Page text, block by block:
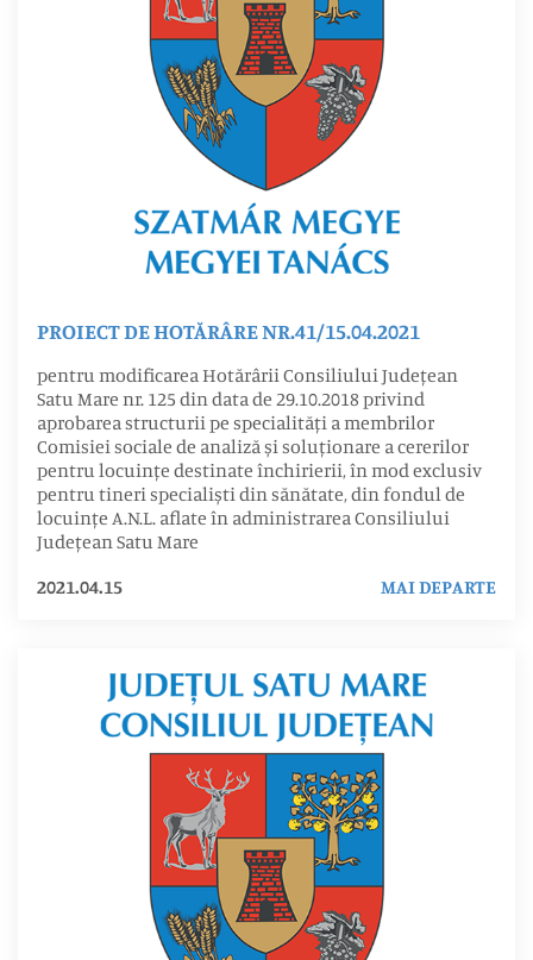
PROIECT DE HOTĂRÂRE NR.41/15.04.2021
pentru modificarea Hotărârii Consiliului Județean
Satu Mare nr. 125 din data de 29.10.2018 privind
aprobarea structurii pe specialități a membrilor
Comisiei sociale de analiză și soluționare a cererilor
pentru locuințe destinate închirierii, în mod exclusiv
pentru tineri specialiști din sănătate, din fondul de
locuințe A.N.L. aflate în administrarea Consiliului
Județean Satu Mare
2021.04.15
MAI DEPARTE